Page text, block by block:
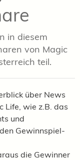
in diesem
von Magic
teil.
über News
Life, wie z.B. das
und
Gewinnspiel-
die Gewinner